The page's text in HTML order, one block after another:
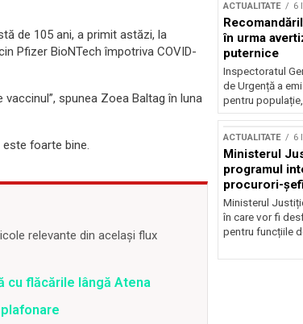
de 105 ani, a primit astăzi, la
Pfizer BioNTech împotriva COVID-
spunea Zoea Baltag în luna
foarte bine.
relevante din același flux
cu flăcările lângă Atena
ACTUALITATE 6
în urma
puternice
Inspectoratul
de Urgență a
pentru
ACTUALITATE 6
Ministerul
programul
procurori-șefi
Ministerul
în care vor fi
pentru funcțiile